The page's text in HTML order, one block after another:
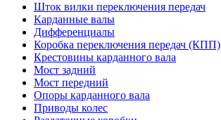
Шток вилки переключения передач
Карданные валы
Дифференциалы
Коробка переключения передач (КПП)
Крестовины карданного вала
Мост задний
Мост передний
Опоры карданного вала
Приводы колес